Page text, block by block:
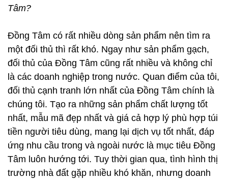
Tâm?
Đồng Tâm có rất nhiều dòng sản phẩm nên tìm ra
một đối thủ thì rất khó. Ngay như sản phẩm gạch,
đối thủ của Đồng Tâm cũng rất nhiều và không chỉ
là các doanh nghiệp trong nước. Quan điểm của tôi,
đối thủ cạnh tranh lớn nhất của Đồng Tâm chính là
chúng tôi. Tạo ra những sản phẩm chất lượng tốt
nhất, mẫu mã đẹp nhất và giá cả hợp lý phù hợp túi
tiền người tiêu dùng, mang lại dịch vụ tốt nhất, đáp
ứng nhu cầu trong và ngoài nước là mục tiêu Đồng
Tâm luôn hướng tới. Tuy thời gian qua, tình hình thị
trường nhà đất gặp nhiều khó khăn, nhưng doanh